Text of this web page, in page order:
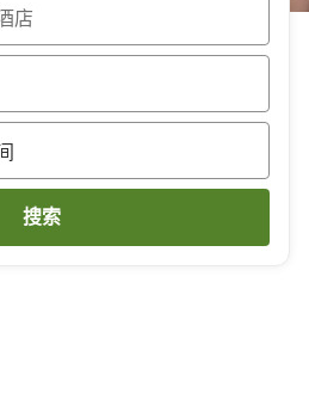
店
搜索